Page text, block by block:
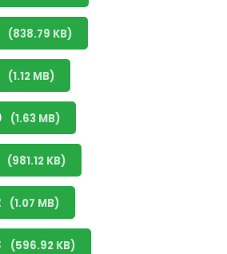
(838.79 KB)
(1.12 MB)
(1.63 MB)
(981.12 KB)
(1.07 MB)
(596.92 KB)